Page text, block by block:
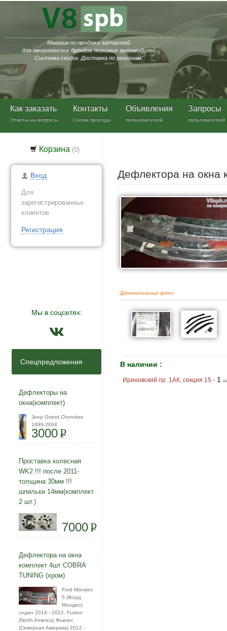
Магазин по продаже запчастей
для американских брендов легковых автомобилей
Система скидок. Доставка по регионам.
Как заказать
Ответы на вопросы
Контакты
Схема проезда
Объявления
пользователей
Запросы
пользователей
Корзина (0)
Вход
Для
зарегистрированных
клиентов
Регистрация
Мы в соцсетях:
Спецпредложения
Дефлекторы на
окна(комплект)
Jeep Grand Cherokee
1999-2004
3000P
Проставка колесная
WK2 !!! после 2011-
толщина 30мм !!!
шпильки 14мм(комплект
2 шт.)
7000P
Дефлектора на окна
комплект 4шт COBRA
TUNING (хром)
Ford Mondeo
5 (Форд
Мондео)
седан 2014 - 2022, Fusion
(North America) Фьюжн
(Северная Америка) 2012 -
Дефлектора на окна
Дополнительные фото:
В наличии :
Ириновский пр. 1АК, секция 15- 1